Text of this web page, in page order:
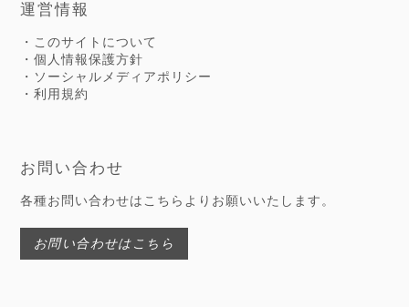
運営情報
・このサイトについて
・個人情報保護方針
・ソーシャルメディアポリシー
・利用規約
お問い合わせ
各種お問い合わせはこちらよりお願いいたします。
お問い合わせはこちら